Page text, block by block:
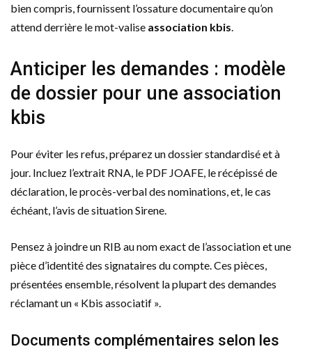
bien compris, fournissent l’ossature documentaire qu’on
attend derrière le mot-valise association kbis.
Anticiper les demandes : modèle
de dossier pour une association
kbis
Pour éviter les refus, préparez un dossier standardisé et à
jour. Incluez l’extrait RNA, le PDF JOAFE, le récépissé de
déclaration, le procès-verbal des nominations, et, le cas
échéant, l’avis de situation Sirene.
Pensez à joindre un RIB au nom exact de l’association et une
pièce d’identité des signataires du compte. Ces pièces,
présentées ensemble, résolvent la plupart des demandes
réclamant un « Kbis associatif ».
Documents complémentaires selon les